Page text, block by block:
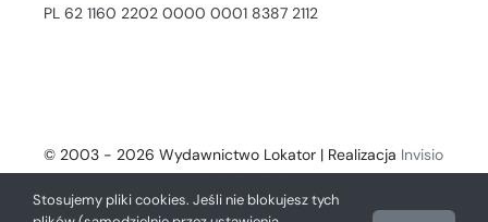
PL 62 1160 2202 0000 0001 8387 2112
© 2003 - 2026 Wydawnictwo Lokator | Realizacja Invisio
- Digital Solutions
Stosujemy pliki cookies. Jeśli nie blokujesz tych